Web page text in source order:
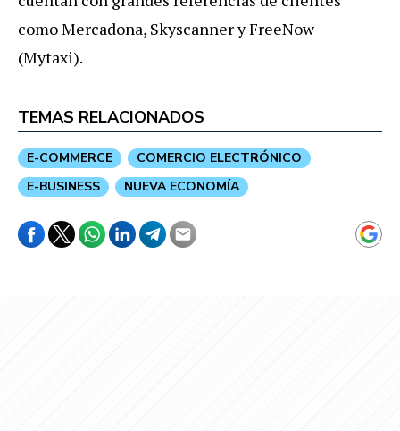
como Mercadona, Skyscanner y FreeNow
(Mytaxi).
TEMAS RELACIONADOS
E-COMMERCE
COMERCIO ELECTRÓNICO
E-BUSINESS
NUEVA ECONOMÍA